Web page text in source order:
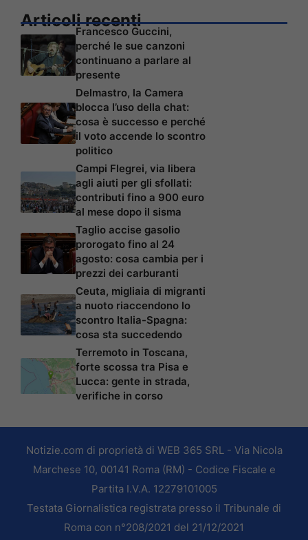
Articoli recenti
Francesco Guccini,
perché le sue canzoni
continuano a parlare al
presente
Delmastro, la Camera
blocca l’uso della chat:
cosa è successo e perché
il voto accende lo scontro
politico
Campi Flegrei, via libera
agli aiuti per gli sfollati:
contributi fino a 900 euro
al mese dopo il sisma
Taglio accise gasolio
prorogato fino al 24
agosto: cosa cambia per i
prezzi dei carburanti
Ceuta, migliaia di migranti
a nuoto riaccendono lo
scontro Italia-Spagna:
cosa sta succedendo
Terremoto in Toscana,
forte scossa tra Pisa e
Lucca: gente in strada,
verifiche in corso
Notizie.com di proprietà di WEB 365 SRL - Via Nicola
Marchese 10, 00141 Roma (RM) - Codice Fiscale e
Partita I.V.A. 12279101005
Testata Giornalistica registrata presso il Tribunale di
Roma con n°208/2021 del 21/12/2021